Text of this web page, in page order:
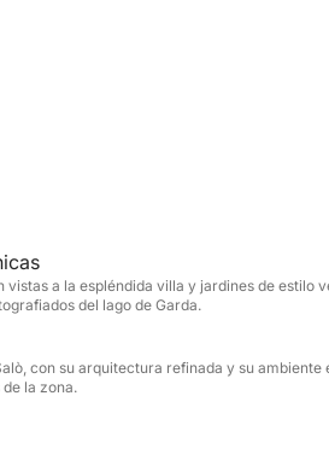
en el agua. Después,
ambiente refinado.
de estos lugares.
un refrescante baño en las
y un equipo de música
el ambiente perfecto. Una
a la espléndida villa y jardines de estilo
del lago de Garda.
con su arquitectura refinada y su
la zona.